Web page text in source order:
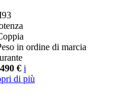
in ordine di marcia
€ i
di più